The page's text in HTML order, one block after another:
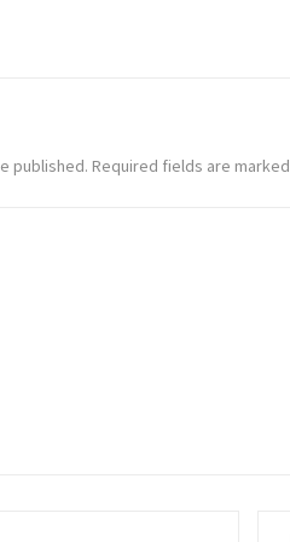
published. Required fields are marked